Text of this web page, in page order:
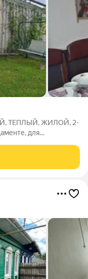
ТЕПЛЫЙ, ЖИЛОЙ, 2-
для
СНТ Фантазия,